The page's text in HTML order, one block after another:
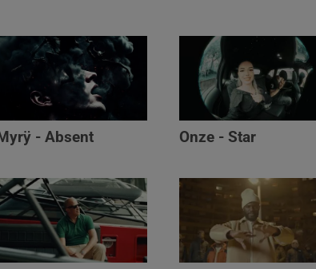
Myrÿ - Absent Onze - Star